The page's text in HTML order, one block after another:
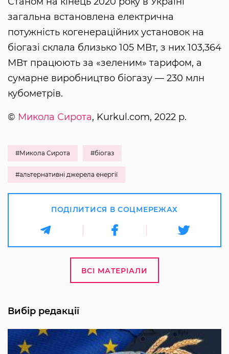
загальна встановлена електрична
потужність когенераційних установок на
біогазі склала близько 105 МВт, з них 103,364
МВт працюють за «зеленим» тарифом, а
сумарне виробництво біогазу — 230 млн
кубометрів.
© Микола Сирота, Kurkul.com, 2022 р.
#Микола Сирота #біогаз
#альтернативні джерела енергії
ПОДІЛИТИСЯ В СОЦМЕРЕЖАХ
ВСІ МАТЕРІАЛИ
Вибір редакції